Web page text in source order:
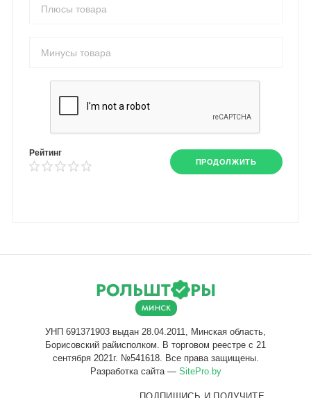
Рейтинг
ПРОДОЛЖИТЬ
Разработка сайта — SitePro.by